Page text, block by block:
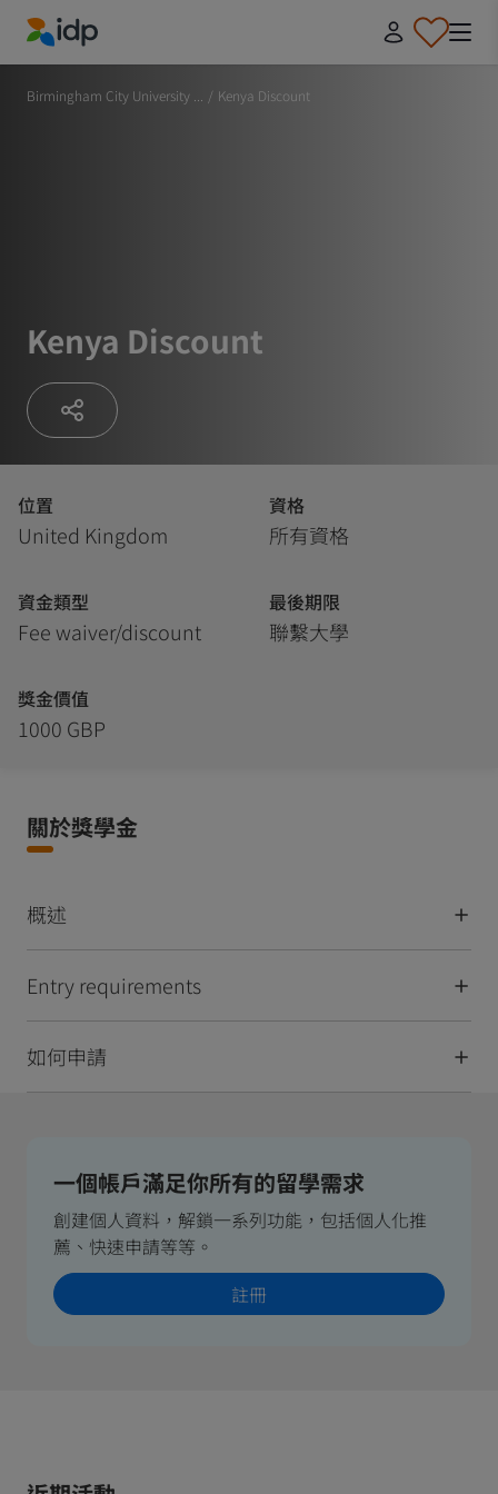
IDP Education
Birmingham City University ... / Kenya Discount
Kenya Discount
位置
United Kingdom
資格
所有資格
資金類型
Fee waiver/discount
最後期限
聯繫大學
獎金價值
1000 GBP
關於獎學金
概述
Entry requirements
如何申請
一個帳戶滿足你所有的留學需求
創建個人資料，解鎖一系列功能，包括個人化推
薦、快速申請等等。
註冊